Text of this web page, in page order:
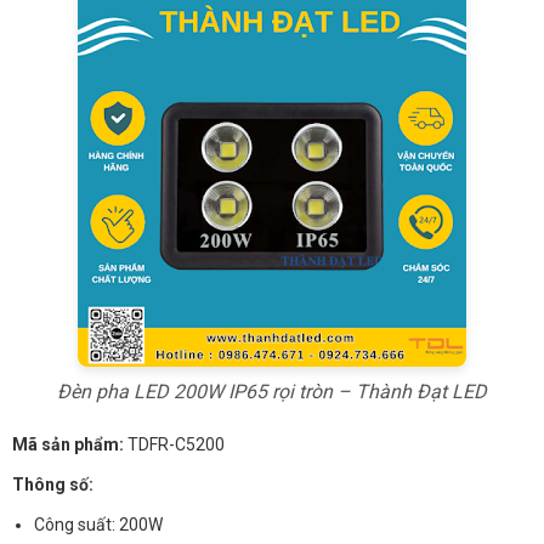
Đèn pha LED 200W IP65 rọi tròn – Thành Đạt LED
Mã sản phẩm: TDFR-C5200
Thông số:
Công suất: 200W